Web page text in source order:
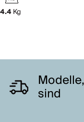
4.4 Kg
sind